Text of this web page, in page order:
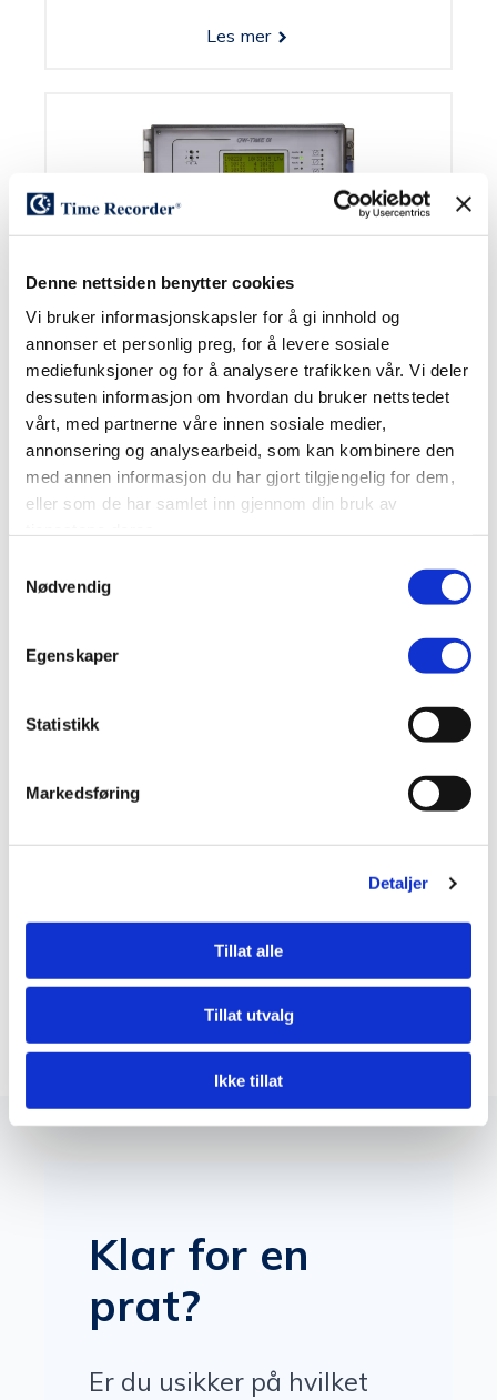
Denne nettsiden benytter cookies
Vi bruker informasjonskapsler for å gi innhold og
annonser et personlig preg, for å levere sosiale
mediefunksjoner og for å analysere trafikken vår. Vi deler
dessuten informasjon om hvordan du bruker nettstedet
vårt, med partnerne våre innen sosiale medier,
annonsering og analysearbeid, som kan kombinere den
med annen informasjon du har gjort tilgjengelig for dem,
eller som de har samlet inn gjennom din bruk av
Nødvendig
Egenskaper
Statistikk
Markedsføring
Detaljer
Tillat alle
Tillat utvalg
Ikke tillat
Les mer
Tidsentral mini
‘- Automatisk sommer/vintertidomstilling
– Automatisk rettstilling etteer eksempelvis
strømavbrudd.
– Impulsutganger for styring av klokker.
– Reléutganger for å styre vifter, belysning,
alarmer, pausesignaler m.m.
Les mer
‘- 19″ modulsystem.
– Kan fjernstyres og konfigureres via
– Pro-line II
Les mer
Klar for en
prat?
Er du usikker på hvilket